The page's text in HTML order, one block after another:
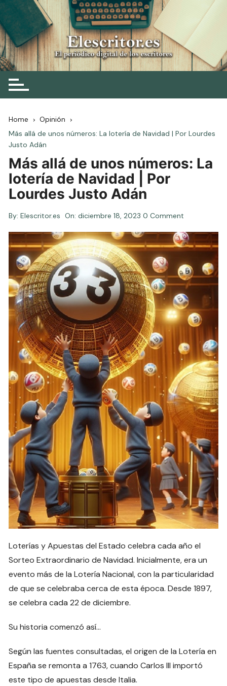
Skip
to
content
Elescritor.es
El periódico digital de los escritores
Home
Opinión
Más allá de unos números: La lotería de Navidad | Por Lourdes
Justo Adán
Más allá de unos números: La
lotería de Navidad | Por
Lourdes Justo Adán
By: Elescritor.es On:diciembre 18, 2023 0 Comment
Loterías y Apuestas del Estado celebra cada año el
Sorteo Extraordinario de Navidad. Inicialmente, era un
evento más de la Lotería Nacional, con la particularidad
de que se celebraba cerca de esta época. Desde 1897,
se celebra cada 22 de diciembre.
Su historia comenzó así…
Según las fuentes consultadas, el origen de la Lotería en
España se remonta a 1763, cuando Carlos III importó
este tipo de apuestas desde Italia.